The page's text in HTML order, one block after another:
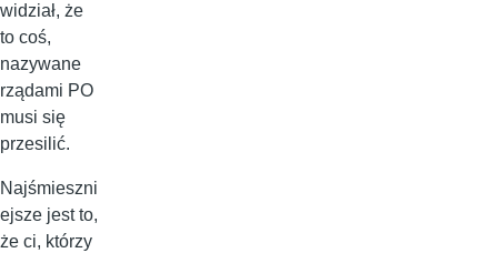
widział, że
to coś,
nazywane
rządami PO
musi się
przesilić.
Najśmieszni
ejsze jest to,
że ci, którzy